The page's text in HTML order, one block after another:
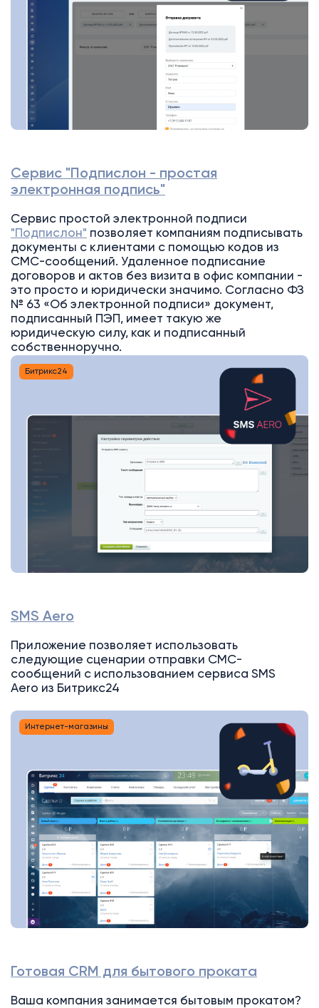
Сервис "Подпислон - простая
электронная подпись"
Сервис простой электронной подписи
"Подпислон" позволяет компаниям подписывать
документы с клиентами с помощью кодов из
СМС-сообщений. Удаленное подписание
договоров и актов без визита в офис компании -
это просто и юридически значимо. Согласно ФЗ
№ 63 «Об электронной подписи» документ,
подписанный ПЭП, имеет такую же
юридическую силу, как и подписанный
собственноручно.
Битрикс24
SMS Aero
Приложение позволяет использовать
следующие сценарии отправки СМС-
сообщений с использованием сервиса SMS
Aero из Битрикс24
Интернет-магазины
Готовая CRM для бытового проката
Ваша компания занимается бытовым прокатом?